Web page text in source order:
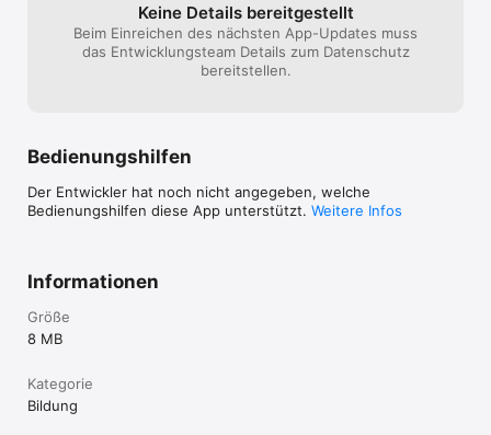
Keine Details bereitgestellt
Beim Einreichen des nächsten App-Updates muss
das Entwicklungsteam Details zum Datenschutz
bereitstellen.
Bedienungshilfen
Der Entwickler hat noch nicht angegeben, welche
Bedienungshilfen diese App unterstützt. Weitere Infos
Informationen
Größe
8 MB
Kategorie
Bildung